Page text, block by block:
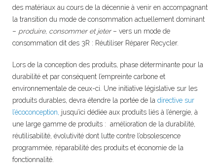
des matériaux au cours de la décennie à venir en accompagnant
la transition du mode de consommation actuellement dominant
– produire, consommer et jeter– vers un mode de
consommation dit des 3R : Réutiliser Réparer Recycler.
Lors de la conception des produits, phase déterminante pour la
durabilité et par conséquent l’empreinte carbone et
environnementale de ceux-ci. Une initiative législative sur les
produits durables, devra étendre la portée de la directive sur
l’écoconception, jusqu’ici dédiée aux produits liés à l’énergie, à
une large gamme de produits : amélioration de la durabilité,
réutilisabilité, évolutivité dont lutte contre l’obsolescence
programmée, réparabilité des produits et économie de la
fonctionnalité.